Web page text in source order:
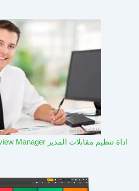
اداة تنظيم مقابلات المدير Interview Manager